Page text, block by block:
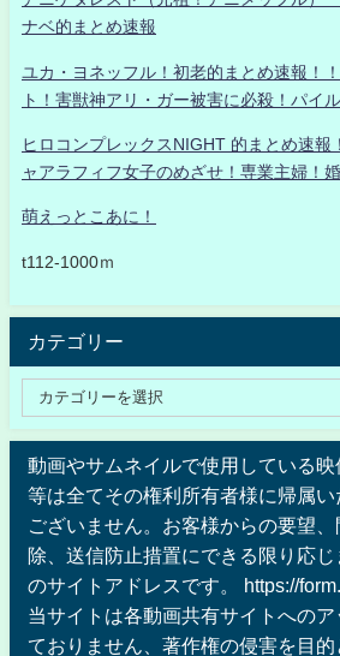
ナベ的まとめ速報
ユカ・ヨネッフル！初老的まとめ速報！
ト！害獣神アリ・ガー被害に必殺！パイ
ヒロコンプレックスNIGHT 的まとめ速報
ャアラフィフ女子のめざせ！専業主婦！
萌えっとこあに！
t112-1000ｍ
カテゴリー
動画やサムネイルで使用している
等は全てその権利所有者様に帰属
ございません。お客様からの要望
除、送信防止措置にできる限り応
のサイトアドレスです。 https://
当サイトは各動画共有サイトへの
ておりません、著作権の侵害を目